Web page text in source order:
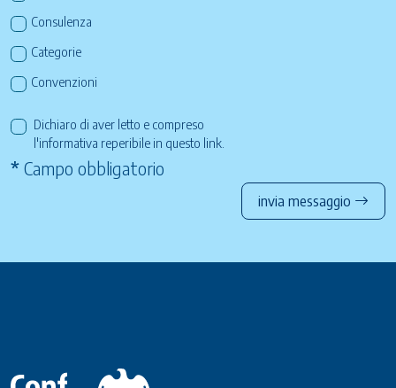
Consulenza
Categorie
Convenzioni
Dichiaro di aver letto e compreso
l'informativa reperibile in questo link
* Campo obbligatorio
invia messaggio